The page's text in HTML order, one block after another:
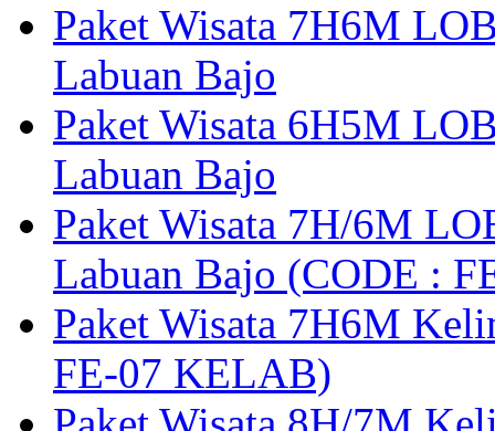
Paket Wisata 7H6M
Labuan Bajo
Paket Wisata 6H5M
Labuan Bajo
Paket Wisata 7H/6M
Labuan Bajo (CODE :
Paket Wisata 7H6M
FE-07 KELAB)